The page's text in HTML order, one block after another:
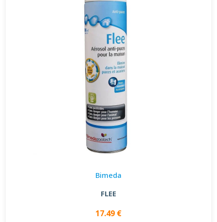
Bimeda
FLEE
17.49 €